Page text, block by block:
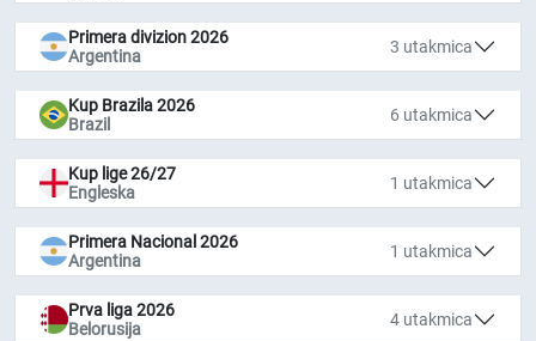
Primera divizion 2026
Argentina
3 utakmica
Kup Brazila 2026
Brazil
6 utakmica
Kup lige 26/27
Engleska
1 utakmica
Primera Nacional 2026
Argentina
1 utakmica
Prva liga 2026
Belorusija
4 utakmica